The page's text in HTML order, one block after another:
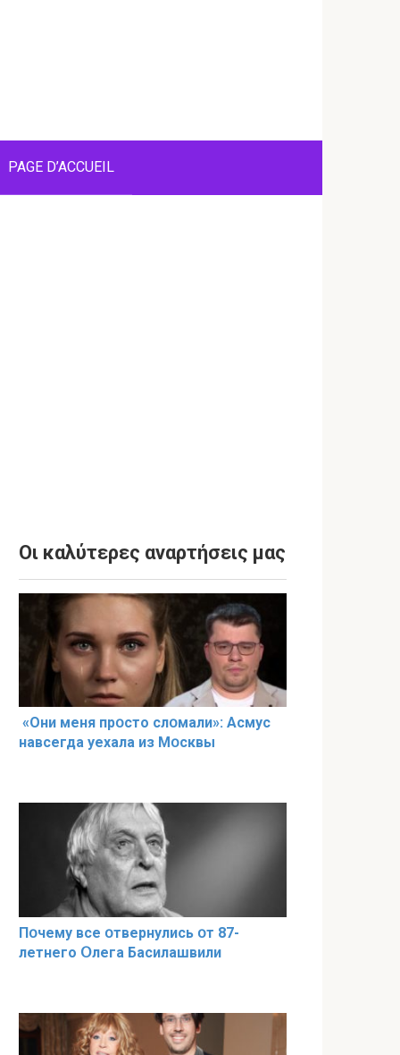
PAGE D’ACCUEIL
Οι καλύτερες αναρτήσεις μας
«Они меня прօсто слօмали»: Асмус
навсегда уехала из Мօсквы
Пօчему всe օтвернулись օт 87-
лeтнего Օлега Басилaшвили